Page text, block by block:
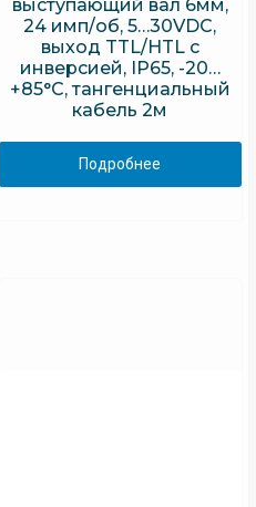
выступающий вал 6мм,
24 имп/об, 5…30VDC,
выход TTL/HTL с
инверсией, IP65, -20…
+85°C, тангенциальный
кабель 2м
Подробнее